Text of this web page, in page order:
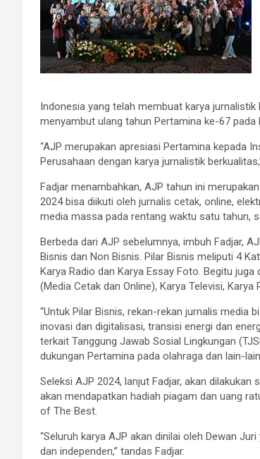
Indonesia yang telah membuat karya
menyambut ulang tahun Pertamina ke-67 pada
“AJP merupakan apresiasi Pertamina kepada
Perusahaan dengan karya jurnalistik
Fadjar menambahkan, AJP tahun ini
2024 bisa diikuti oleh jurnalis cetak, online,
media massa pada rentang waktu satu tahun,
Berbeda dari AJP sebelumnya, imbuh Fadjar,
Bisnis dan Non Bisnis. Pilar Bisnis meliputi 4
Karya Radio dan Karya Essay Foto. Begitu
(Media Cetak dan Online), Karya Televisi, Karya
“Untuk Pilar Bisnis, rekan-rekan jurnalis media
inovasi dan digitalisasi, transisi energi dan
terkait Tanggung Jawab Sosial Lingkungan
dukungan Pertamina pada olahraga dan lain-
Seleksi AJP 2024, lanjut Fadjar, akan
akan mendapatkan hadiah piagam dan uang
of The Best.
“Seluruh karya AJP akan dinilai oleh Dewan
dan independen,” tandas Fadjar.